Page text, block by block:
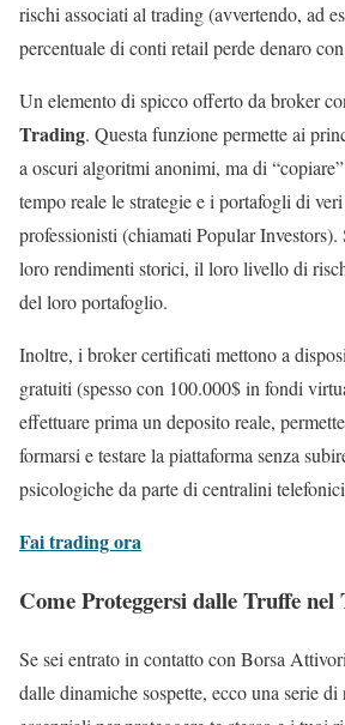
rischi associati al trading (avvertendo, ad
percentuale di conti retail perde denaro
Un elemento di spicco offerto da broker
Trading. Questa funzione permette ai
a oscuri algoritmi anonimi, ma di
tempo reale le strategie e i portafogli di
professionisti (chiamati Popular Investors).
loro rendimenti storici, il loro livello di
del loro portafoglio.
Inoltre, i broker certificati mettono a
gratuiti (spesso con 100.000$ in fondi
effettuare prima un deposito reale,
formarsi e testare la piattaforma senza
psicologiche da parte di centralini
Fai trading ora
Come Proteggersi dalle Truffe
Se sei entrato in contatto con Borsa
dalle dinamiche sospette, ecco una serie